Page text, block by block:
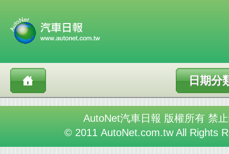
日期分
AutoNet汽車日報 版權所有 禁
© 2011 AutoNet.com.tw All Rights